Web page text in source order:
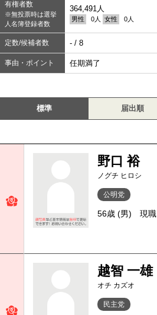
有権者数
※無投票時は選挙
人名簿登録者数
364,491人
男性 0人 女性 0人
定数/候補者数 - / 8
事由・ポイント 任期満了
標準 届出順
野口 裕
ノグチ ヒロシ
公明党
56歳 (男) 現職
越智 一雄
オチ カズオ
民主党